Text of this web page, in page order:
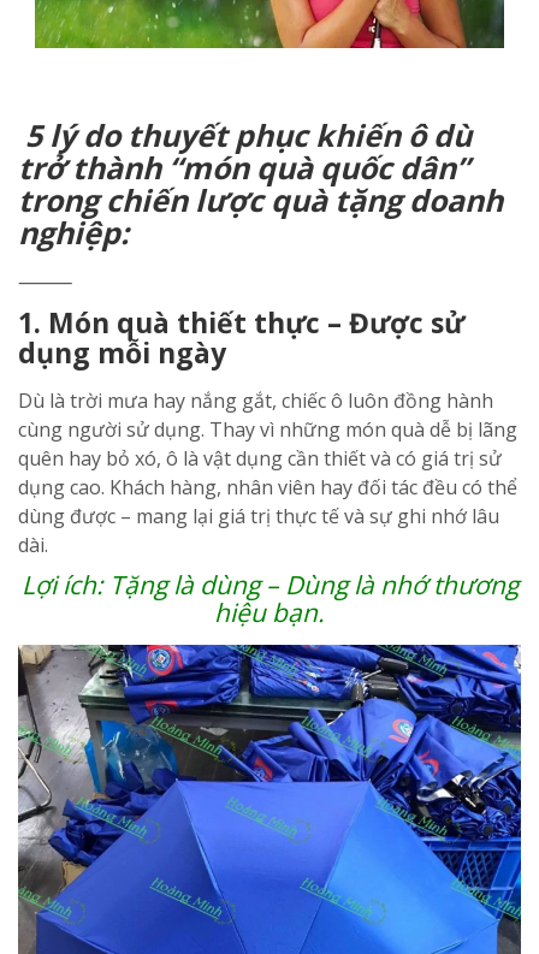
5 lý do thuyết phục khiến ô dù
trở thành “món quà quốc dân”
trong chiến lược quà tặng doanh
nghiệp:
⸻
1. Món quà thiết thực – Được sử
dụng mỗi ngày
Dù là trời mưa hay nắng gắt, chiếc ô luôn đồng hành
cùng người sử dụng. Thay vì những món quà dễ bị lãng
quên hay bỏ xó, ô là vật dụng cần thiết và có giá trị sử
dụng cao. Khách hàng, nhân viên hay đối tác đều có thể
dùng được – mang lại giá trị thực tế và sự ghi nhớ lâu
dài.
Lợi ích: Tặng là dùng – Dùng là nhớ thương
hiệu bạn.